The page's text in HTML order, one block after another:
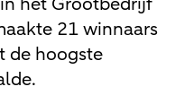
21 winnaars
de hoogste